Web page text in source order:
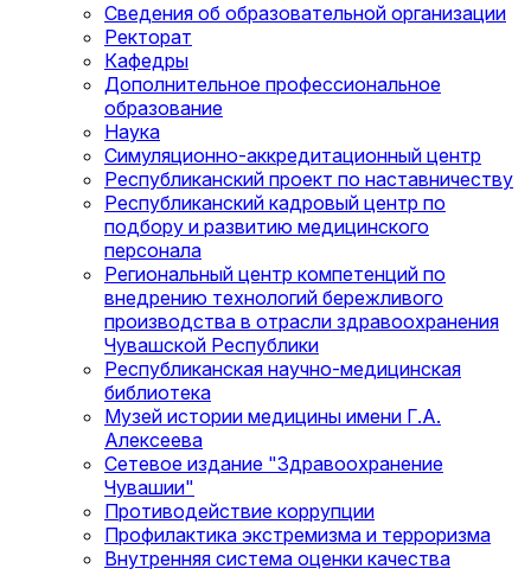
Сведения об образовательной организации
Ректорат
Кафедры
Дополнительное профессиональное
образование
Наука
Симуляционно-аккредитационный центр
Республиканский проект по наставничеству
Республиканский кадровый центр по
подбору и развитию медицинского
персонала
Региональный центр компетенций по
внедрению технологий бережливого
производства в отрасли здравоохранения
Чувашской Республики
Республиканская научно-медицинская
библиотека
Музей истории медицины имени Г.А.
Алексеева
Сетевое издание "Здравоохранение
Чувашии"
Противодействие коррупции
Профилактика экстремизма и терроризма
Внутренняя система оценки качества